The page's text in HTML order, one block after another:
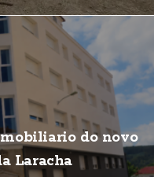
do novo
Laracha